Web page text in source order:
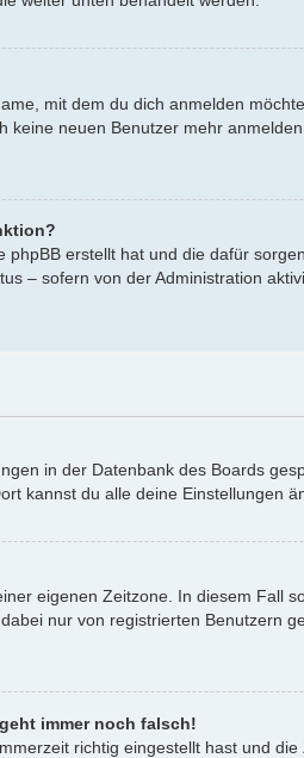
mit dem du dich anmelden
neuen Benutzer mehr
phpBB erstellt hat und die dafür
– sofern von der Administration
in der Datenbank des Boards
kannst du alle deine Einstellungen
eigenen Zeitzone. In diesem Fall
nur von registrierten Benutzern
immer noch falsch!
richtig eingestellt hast und